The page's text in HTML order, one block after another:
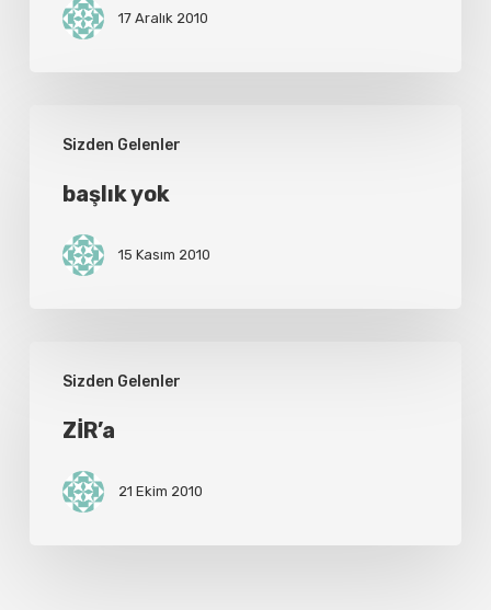
17 Aralık 2010
Sizden Gelenler
başlık yok
15 Kasım 2010
Sizden Gelenler
ZİR’a
21 Ekim 2010